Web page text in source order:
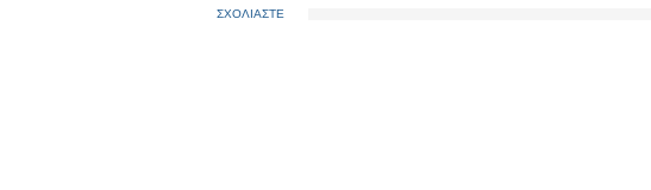
ΣΧΟΛΙΑΣΤΕ